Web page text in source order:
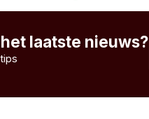
laatste nieuws?